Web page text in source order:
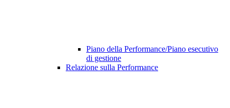
Piano della Performance/Piano esecutivo
di gestione
Relazione sulla Performance